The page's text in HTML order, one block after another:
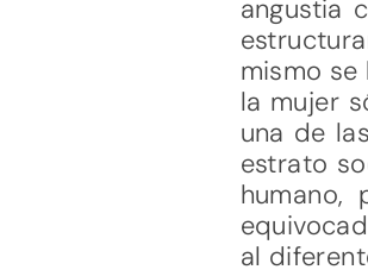
angustia
mismo
la mujer
una de
estrato
al